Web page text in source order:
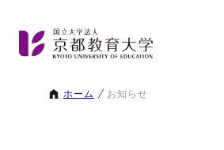
ホーム お知らせ